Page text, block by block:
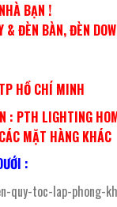
BẠN !
ĐÈN BÀN, ĐÈN
HỒ CHÍ MINH
PTH LIGHTING
MẶT HÀNG KHÁC
:
quy-toc-lap-phong-